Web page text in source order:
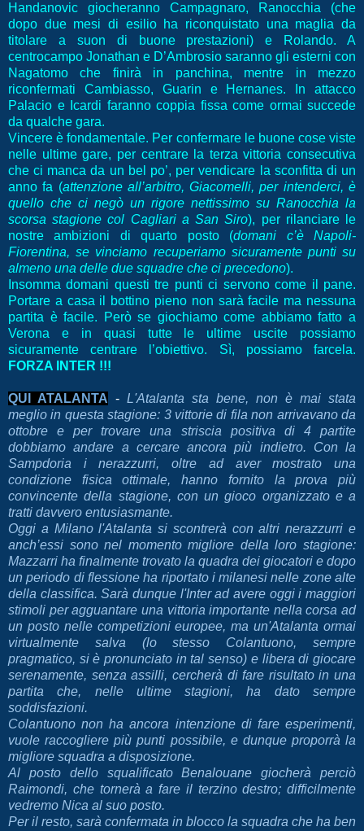
Handanovic giocheranno Campagnaro, Ranocchia (che
dopo due mesi di esilio ha riconquistato una maglia da
titolare a suon di buone prestazioni) e Rolando. A
centrocampo Jonathan e D’Ambrosio saranno gli esterni con
Nagatomo che finirà in panchina, mentre in mezzo
riconfermati Cambiasso, Guarin e Hernanes. In attacco
Palacio e Icardi faranno coppia fissa come ormai succede
da qualche gara.
Vincere è fondamentale. Per confermare le buone cose viste
nelle ultime gare, per centrare la terza vittoria consecutiva
che ci manca da un bel po’, per vendicare la sconfitta di un
anno fa (attenzione all’arbitro, Giacomelli, per intenderci, è
quello che ci negò un rigore nettissimo su Ranocchia la
scorsa stagione col Cagliari a San Siro), per rilanciare le
nostre ambizioni di quarto posto (domani c’è Napoli-
Fiorentina, se vinciamo recuperiamo sicuramente punti su
almeno una delle due squadre che ci precedono).
Insomma domani questi tre punti ci servono come il pane.
Portare a casa il bottino pieno non sarà facile ma nessuna
partita è facile. Però se giochiamo come abbiamo fatto a
Verona e in quasi tutte le ultime uscite possiamo
sicuramente centrare l’obiettivo. Sì, possiamo farcela.
FORZA INTER !!!
QUI ATALANTA - L'Atalanta sta bene, non è mai stata
meglio in questa stagione: 3 vittorie di fila non arrivavano da
ottobre e per trovare una striscia positiva di 4 partite
dobbiamo andare a cercare ancora più indietro. Con la
Sampdoria i nerazzurri, oltre ad aver mostrato una
condizione fisica ottimale, hanno fornito la prova più
convincente della stagione, con un gioco organizzato e a
tratti davvero entusiasmante.
Oggi a Milano l'Atalanta si scontrerà con altri nerazzurri e
anch’essi sono nel momento migliore della loro stagione:
Mazzarri ha finalmente trovato la quadra dei giocatori e dopo
un periodo di flessione ha riportato i milanesi nelle zone alte
della classifica. Sarà dunque l'Inter ad avere oggi i maggiori
stimoli per agguantare una vittoria importante nella corsa ad
un posto nelle competizioni europee, ma un'Atalanta ormai
virtualmente salva (lo stesso Colantuono, sempre
pragmatico, si è pronunciato in tal senso) e libera di giocare
serenamente, senza assilli, cercherà di fare risultato in una
partita che, nelle ultime stagioni, ha dato sempre
soddisfazioni.
Colantuono non ha ancora intenzione di fare esperimenti,
vuole raccogliere più punti possibile, e dunque proporrà la
migliore squadra a disposizione.
Al posto dello squalificato Benalouane giocherà perciò
Raimondi, che tornerà a fare il terzino destro; difficilmente
vedremo Nica al suo posto.
Per il resto, sarà confermata in blocco la squadra che ha ben